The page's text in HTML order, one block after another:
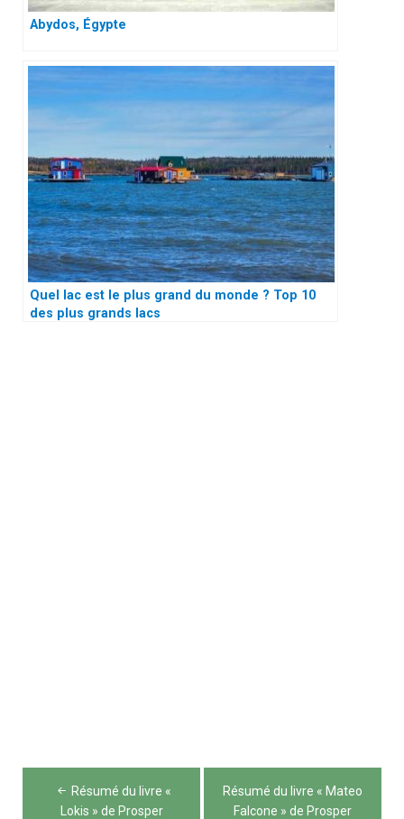
Abydos, Égypte
Quel lac est le plus grand du monde ? Top 10
des plus grands lacs
Navigation
Résumé du livre «
Lokis » de Prosper
Résumé du livre « Mateo
Falcone » de Prosper